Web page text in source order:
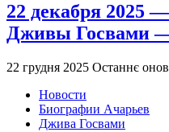
22 декабря 2025
Дживы Госвами
22 грудня 2025 Останнє
Новости
Биографии Ачарьев
Джива Госвами